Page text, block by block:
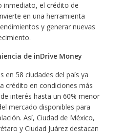
inmediato, el crédito de
en una herramienta
y generar nuevas
de inDrive Money
en 58 ciudades del país ya
crédito en condiciones más
interés hasta un 60% menor
mercado disponibles para
Así, Ciudad de México,
y Ciudad Juárez destacan